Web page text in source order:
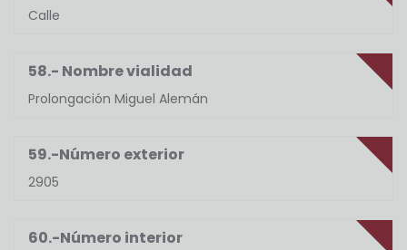
Calle
58.- Nombre vialidad
Prolongación Miguel Alemán
59.-Número exterior
2905
60.-Número interior